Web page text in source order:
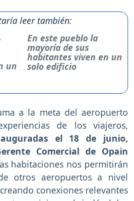
leer también:
En este pueblo la
mayoría de sus
habitantes viven en un
solo edificio
a la meta del aeropuerto
de los viajeros,
el 18 de junio,
Comercial de Opain
habitaciones nos permitirán
otros aeropuertos a nivel
conexiones relevantes